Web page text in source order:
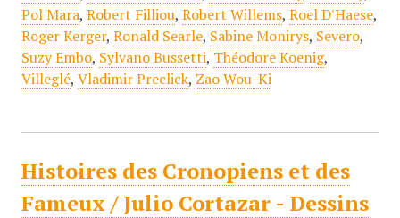
Pol Mara, Robert Filliou, Robert Willems, Roel D'Haese,
Roger Kerger, Ronald Searle, Sabine Monirys, Severo,
Suzy Embo, Sylvano Bussetti, Théodore Koenig,
Villeglé, Vladimir Preclick, Zao Wou-Ki
Histoires des Cronopiens et des
Fameux / Julio Cortazar - Dessins